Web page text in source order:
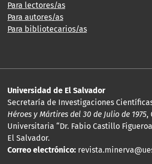
Para lectores/as
Para autores/as
Para bibliotecarios/as
Universidad de El Salvador
Secretaría de Investigaciones
Héroes y Mártires del 30 de Julio de 1975,
Universitaria “Dr. Fabio Castillo
El Salvador.
Correo electrónico: